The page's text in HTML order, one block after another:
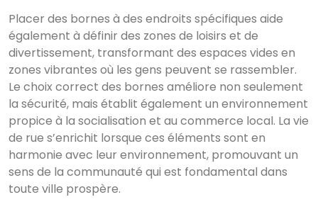
Placer des bornes à des endroits spécifiques aide
également à définir des zones de loisirs et de
divertissement, transformant des espaces vides en
zones vibrantes où les gens peuvent se rassembler.
Le choix correct des bornes améliore non seulement
la sécurité, mais établit également un environnement
propice à la socialisation et au commerce local. La vie
de rue s’enrichit lorsque ces éléments sont en
harmonie avec leur environnement, promouvant un
sens de la communauté qui est fondamental dans
toute ville prospère.